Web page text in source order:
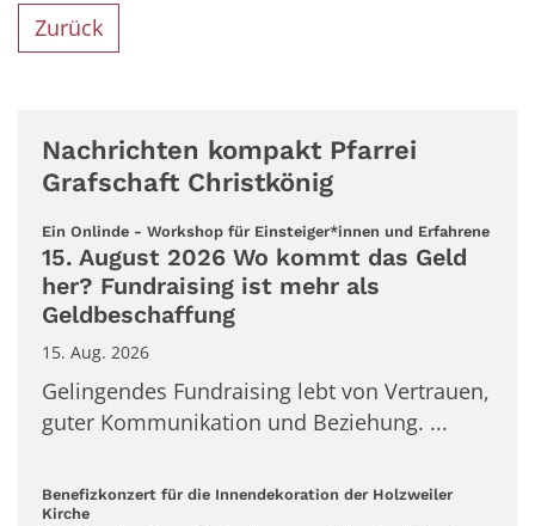
Zurück
Nachrichten kompakt Pfarrei
Grafschaft Christkönig
Ein Onlinde - Workshop für Einsteiger*innen und Erfahrene:
15. August 2026 Wo kommt das Geld
her? Fundraising ist mehr als
Geldbeschaffung
15. Aug. 2026
Gelingendes Fundraising lebt von Vertrauen,
guter Kommunikation und Beziehung. ...
Benefizkonzert für die Innendekoration der Holzweiler
Kirche: